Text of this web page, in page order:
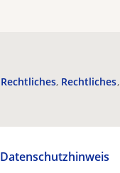
Rechtliches Rechtliches
Datenschutzhinweis